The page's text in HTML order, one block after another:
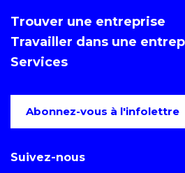
Trouver une entreprise
Travailler dans une
Services
Abonnez-vous à l'infolettre
Suivez-nous